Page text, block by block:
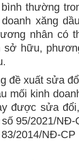
thường
xăng
nhân có
hữu,
đề xuất sửa
mối kinh
được sửa
95/2021/
2014/NĐ-